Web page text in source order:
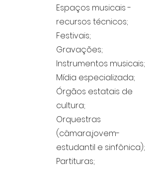
Espaços musicais -
recursos técnicos;
Festivais;
Gravações;
Instrumentos musicais;
Mídia especializada;
Órgãos estatais de
cultura;
Orquestras
(câmara,jovem-
estudantil e sinfônica);
Partituras;